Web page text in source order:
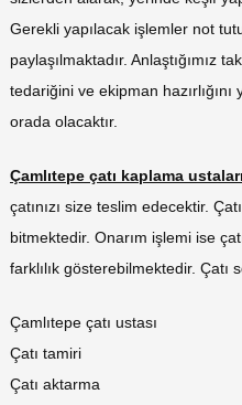
Gerekli yapılacak işlemler not
paylaşılmaktadır. Anlaştığımız
tedariğini ve ekipman
orada olacaktır.
Çamlıtepe çatı kaplama ustaları
çatınızı size teslim edecektir.
bitmektedir. Onarım işlemi ise
farklılık gösterebilmektedir. Çatı
Çamlıtepe çatı ustası
Çatı tamiri
Çatı aktarma